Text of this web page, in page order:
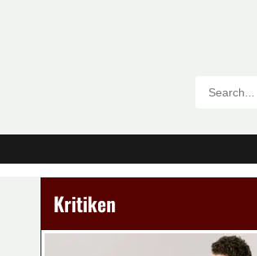
Kritiken